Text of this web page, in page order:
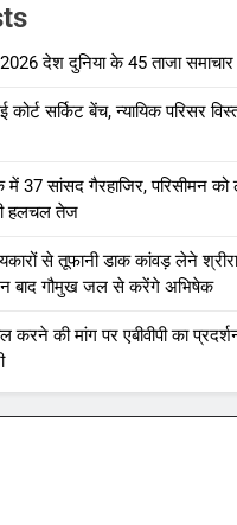
देश दुनिया के 45 ताजा समाचार
कोर्ट सर्किट बेंच, न्यायिक परिसर
37 सांसद गैरहाजिर, परिसीमन
हलचल तेज
से तूफानी डाक कांवड़ लेने
बाद गौमुख जल से करेंगे अभिषेक
करने की मांग पर एबीवीपी का